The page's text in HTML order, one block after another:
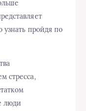
узнать пройдя по
стресса,
люди